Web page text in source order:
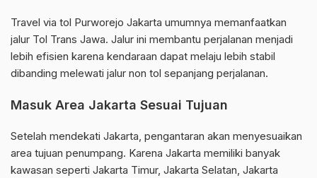
Travel via tol Purworejo Jakarta umumnya memanfaatkan
jalur Tol Trans Jawa. Jalur ini membantu perjalanan menjadi
lebih efisien karena kendaraan dapat melaju lebih stabil
dibanding melewati jalur non tol sepanjang perjalanan.
Masuk Area Jakarta Sesuai Tujuan
Setelah mendekati Jakarta, pengantaran akan menyesuaikan
area tujuan penumpang. Karena Jakarta memiliki banyak
kawasan seperti Jakarta Timur, Jakarta Selatan, Jakarta